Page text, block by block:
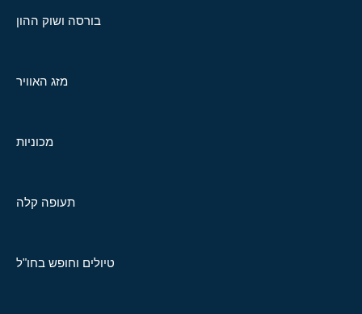
בורסה ושוק ההון
מזג האוויר
מכוניות
תעופה קלה
טיולים וחופש בחו"ל